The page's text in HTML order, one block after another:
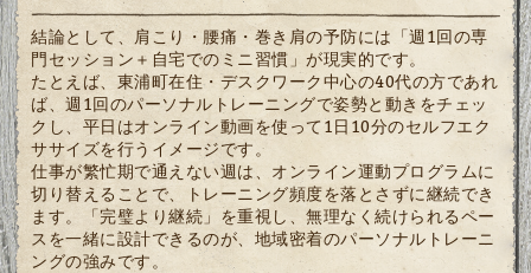
結論として、肩こり・腰痛・巻き肩の予防には「週1回の専
門セッション＋自宅でのミニ習慣」が現実的です。
たとえば、東浦町在住・デスクワーク中心の40代の方であれ
ば、週1回のパーソナルトレーニングで姿勢と動きをチェッ
クし、平日はオンライン動画を使って1日10分のセルフエク
ササイズを行うイメージです。
仕事が繁忙期で通えない週は、オンライン運動プログラムに
切り替えることで、トレーニング頻度を落とさずに継続でき
ます。「完璧より継続」を重視し、無理なく続けられるペー
スを一緒に設計できるのが、地域密着のパーソナルトレーニ
ングの強みです。